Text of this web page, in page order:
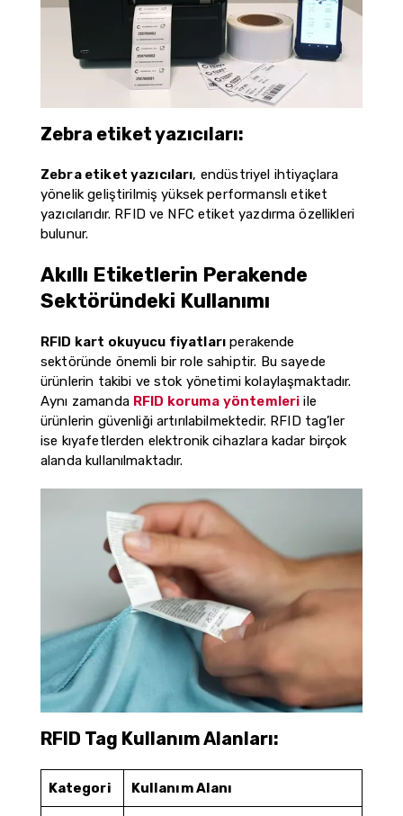
Zebra etiket yazıcıları:
Zebra etiket yazıcıları, endüstriyel ihtiyaçlara
yönelik geliştirilmiş yüksek performanslı etiket
yazıcılarıdır. RFID ve NFC etiket yazdırma özellikleri
bulunur.
Akıllı Etiketlerin Perakende
Sektöründeki Kullanımı
RFID kart okuyucu fiyatları perakende
sektöründe önemli bir role sahiptir. Bu sayede
ürünlerin takibi ve stok yönetimi kolaylaşmaktadır.
Aynı zamanda RFID koruma yöntemleri ile
ürünlerin güvenliği artırılabilmektedir. RFID tag’ler
ise kıyafetlerden elektronik cihazlara kadar birçok
alanda kullanılmaktadır.
RFID Tag Kullanım Alanları:
Kategori Kullanım Alanı